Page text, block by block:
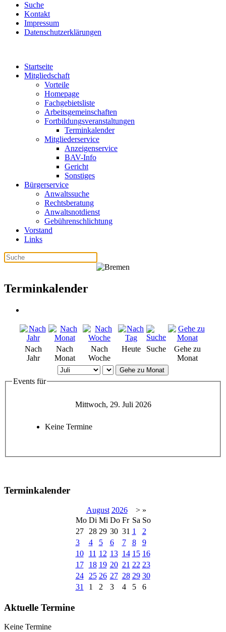
Suche
Kontakt
Impressum
Datenschutzerklärungen
Startseite
Mitgliedschaft
Vorteile
Homepage
Fachgebietsliste
Arbeitsgemeinschaften
Fortbildungsveranstaltungen
Terminkalender
Mitgliederservice
Anzeigenservice
BAV-Info
Gericht
Sonstiges
Bürgerservice
Anwaltssuche
Rechtsberatung
Anwaltsnotdienst
Gebührenschlichtung
Vorstand
Links
Terminkalender
Nach
Jahr
Nach
Monat
Nach
Woche
Heute Suche
Gehe zu
Monat
Gehe zu Monat
Events für
Mittwoch, 29. Juli 2026
Keine Termine
Terminkalender
August 2026 > »
Mo Di Mi Do Fr Sa So
27
28 29 30 31 1
2
3
4 5 6 7 8
9
10
11 12 13 14 15 16
17
18 19 20 21 22 23
24
25 26 27 28 29 30
31
1 2 3 4 5 6
Aktuelle Termine
Keine Termine